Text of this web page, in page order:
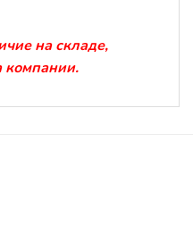
на складе,
компании.